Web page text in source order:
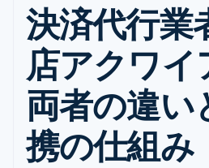
オンライン決
済
Managed
Payments
マーチャント
オブレコード
ソリューショ
ン
Payment links
コーディング
不要の決済ペ
ージ
Checkout
経常収益
Metronome
従量課金
サブスクリ
プション
サブスクリ
プションの
管理
Invoicing
1 回限りまた
は継続
ユースケース別
エージェンティ
ース
E コマース / ECサ
埋込型金融
請求・財務関連
ライブラリと
Stripe Apps
ガイド
オンライン決済
け
構築済みの決済を
ガイド
サポート
サポートに問い
管理サポートプ
プロフェッショナ
ビス
決済代行業
店アクワイ
両者の違い
携の仕組み